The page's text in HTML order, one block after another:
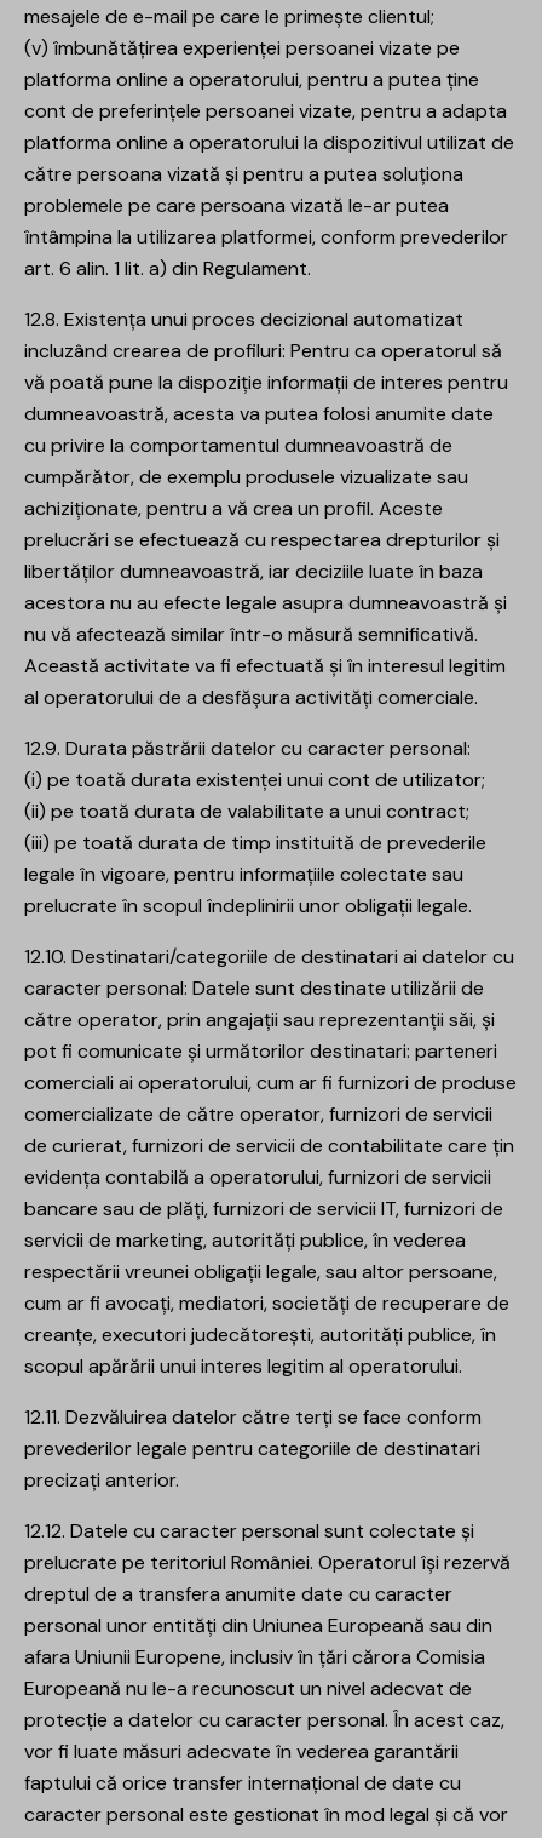
mesajele de e-mail pe care le primește clientul;
(v) îmbunătățirea experienței persoanei vizate pe
platforma online a operatorului, pentru a putea ține
cont de preferințele persoanei vizate, pentru a adapta
platforma online a operatorului la dispozitivul utilizat de
către persoana vizată și pentru a putea soluționa
problemele pe care persoana vizată le-ar putea
întâmpina la utilizarea platformei, conform prevederilor
art. 6 alin. 1 lit. a) din Regulament.
12.8. Existența unui proces decizional automatizat
incluzând crearea de profiluri: Pentru ca operatorul să
vă poată pune la dispoziție informații de interes pentru
dumneavoastră, acesta va putea folosi anumite date
cu privire la comportamentul dumneavoastră de
cumpărător, de exemplu produsele vizualizate sau
achiziționate, pentru a vă crea un profil. Aceste
prelucrări se efectuează cu respectarea drepturilor și
libertăților dumneavoastră, iar deciziile luate în baza
acestora nu au efecte legale asupra dumneavoastră și
nu vă afectează similar într-o măsură semnificativă.
Această activitate va fi efectuată și în interesul legitim
al operatorului de a desfășura activități comerciale.
12.9. Durata păstrării datelor cu caracter personal:
(i) pe toată durata existenței unui cont de utilizator;
(ii) pe toată durata de valabilitate a unui contract;
(iii) pe toată durata de timp instituită de prevederile
legale în vigoare, pentru informațiile colectate sau
prelucrate în scopul îndeplinirii unor obligații legale.
12.10. Destinatari/categoriile de destinatari ai datelor cu
caracter personal: Datele sunt destinate utilizării de
către operator, prin angajații sau reprezentanții săi, și
pot fi comunicate și următorilor destinatari: parteneri
comerciali ai operatorului, cum ar fi furnizori de produse
comercializate de către operator, furnizori de servicii
de curierat, furnizori de servicii de contabilitate care țin
evidența contabilă a operatorului, furnizori de servicii
bancare sau de plăți, furnizori de servicii IT, furnizori de
servicii de marketing, autorități publice, în vederea
respectării vreunei obligații legale, sau altor persoane,
cum ar fi avocați, mediatori, societăți de recuperare de
creanțe, executori judecătorești, autorități publice, în
scopul apărării unui interes legitim al operatorului.
12.11. Dezvăluirea datelor către terți se face conform
prevederilor legale pentru categoriile de destinatari
precizați anterior.
12.12. Datele cu caracter personal sunt colectate și
prelucrate pe teritoriul României. Operatorul își rezervă
dreptul de a transfera anumite date cu caracter
personal unor entități din Uniunea Europeană sau din
afara Uniunii Europene, inclusiv în țări cărora Comisia
Europeană nu le-a recunoscut un nivel adecvat de
protecție a datelor cu caracter personal. În acest caz,
vor fi luate măsuri adecvate în vederea garantării
faptului că orice transfer internațional de date cu
caracter personal este gestionat în mod legal și că vor